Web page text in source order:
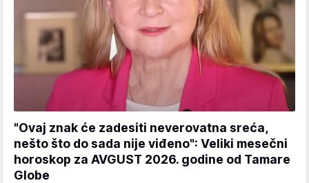
"Ovaj znak će zadesiti neverovatna sreća,
nešto što do sada nije viđeno": Veliki mesečni
horoskop za AVGUST 2026. godine od Tamare
Globe